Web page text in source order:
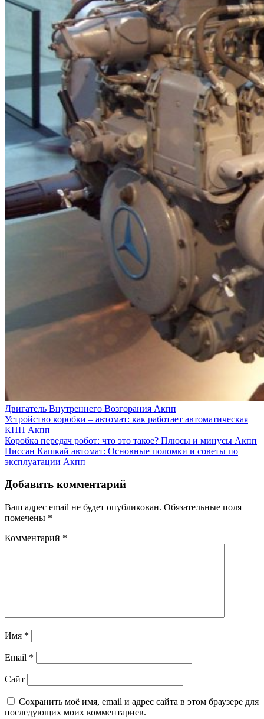
Двигатель Внутреннего Возгорания Акпп
Устройство коробки – автомат: как работает автоматическая
КПП Акпп
Коробка передач робот: что это такое? Плюсы и минусы Акпп
Ниссан Кашкай автомат: Основные поломки и советы по
эксплуатации Акпп
Добавить комментарий
Ваш адрес email не будет опубликован. Обязательные поля
помечены *
Комментарий *
Имя *
Email *
Сайт
Сохранить моё имя, email и адрес сайта в этом браузере для
последующих моих комментариев.